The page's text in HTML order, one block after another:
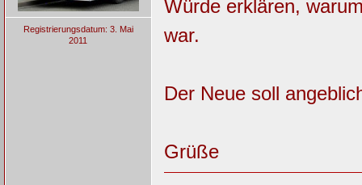
Registrierungsdatum: 3. Mai
2011
Würde erklären,
war.
Der Neue soll
Grüße